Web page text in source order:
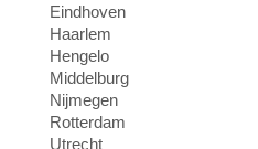
Eindhoven
Haarlem
Hengelo
Middelburg
Nijmegen
Rotterdam
Utrecht